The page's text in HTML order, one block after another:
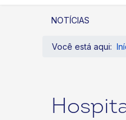
NOTÍCIAS
Você está aqui: